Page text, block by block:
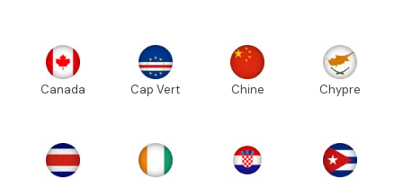
Canada Cap Vert Chine Chypre